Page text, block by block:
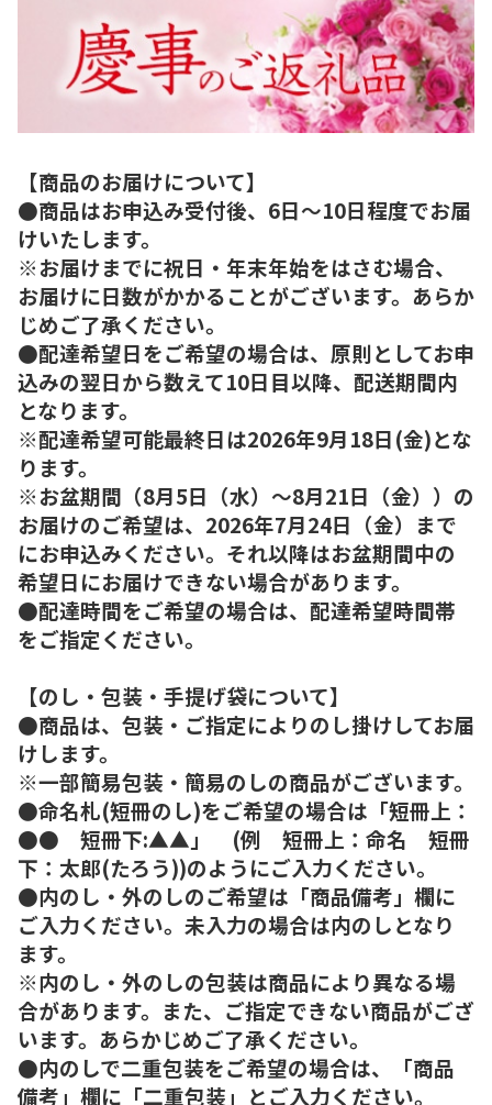
【商品のお届けについて】
●商品はお申込み受付後、6日～10日程度でお届
けいたします。
※お届けまでに祝日・年末年始をはさむ場合、
お届けに日数がかかることがございます。あらか
じめご了承ください。
●配達希望日をご希望の場合は、原則としてお申
込みの翌日から数えて10日目以降、配送期間内
となります。
※配達希望可能最終日は2026年9月18日(金)とな
ります。
※お盆期間（8月5日（水）～8月21日（金））の
お届けのご希望は、2026年7月24日（金）まで
にお申込みください。それ以降はお盆期間中の
希望日にお届けできない場合があります。
●配達時間をご希望の場合は、配達希望時間帯
をご指定ください。
【のし・包装・手提げ袋について】
●商品は、包装・ご指定によりのし掛けしてお届
けします。
※一部簡易包装・簡易のしの商品がございます。
●命名札(短冊のし)をご希望の場合は「短冊上：
●● 短冊下:▲▲」 (例 短冊上：命名 短冊
下：太郎(たろう))のようにご入力ください。
●内のし・外のしのご希望は「商品備考」欄に
ご入力ください。未入力の場合は内のしとなり
ます。
※内のし・外のしの包装は商品により異なる場
合があります。また、ご指定できない商品がござ
います。あらかじめご了承ください。
●内のしで二重包装をご希望の場合は、「商品
備考」欄に「二重包装」とご入力ください。